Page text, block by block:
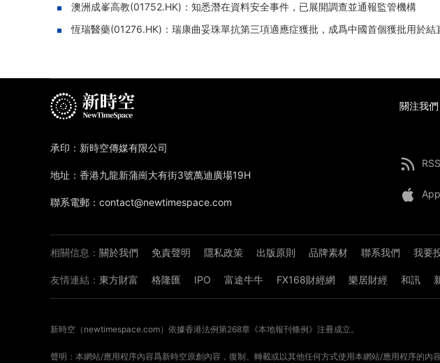
澳洲成峯高教(01752.HK)：知悉潛在資料安全事件，已展開調查並通報監管機構
恆瑞醫藥(01276.HK)：瑞康曲妥珠單抗第三項適應症獲批，成爲中國首個獲批用於結
關注我們
相關信息： 關於我們 免責聲明 隱私政策 出版原則 品牌素材 聯系我們 我要
友情連結： 東方財富 格隆匯 IPO 富途牛牛 FX168財經網 樂居財經 和訊
承印：新時空傳媒有限公司
地址：香港九龍新蒲崗大有街3號萬迪廣場19H
聯系電郵：contact@newtimespace.com
新時空（ newtimespace.com）依據香港法例第268章《本地報刊條例》注冊成立。
聲明：本網站/應用程序內容爲新時空原創內容，復制、轉載或以其他任何方式使用本網站/應用程序的